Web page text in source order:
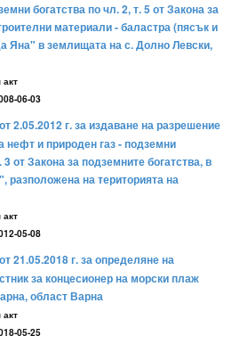
богатства по чл. 2, т. 5 от Закона за
материали - баластра (пясък и
Яна" в землищата на с. Долно Левски,
акт
06-03
2.05.2012 г. за издаване на разрешение
нефт и природен газ - подземни
3 от Закона за подземните богатства, в
на територията на
акт
05-08
21.05.2018 г. за определяне на
за концесионер на морски плаж
област Варна
акт
05-25